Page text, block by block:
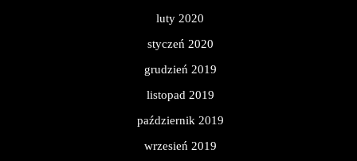
luty 2020
styczeń 2020
grudzień 2019
listopad 2019
październik 2019
wrzesień 2019